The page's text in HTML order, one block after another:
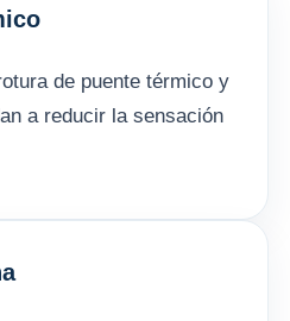
de puente térmico y
a reducir la sensación